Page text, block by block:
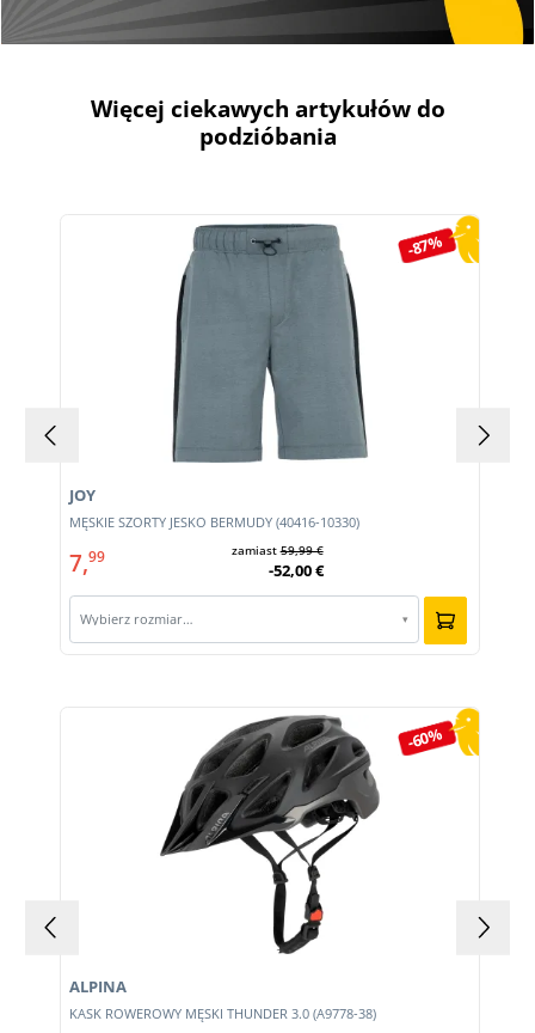
Więcej ciekawych artykułów do
podzióbania
Pomiń galerię produktów
-87%
MĘSKIE SZORTY JESKO BERMUDY (40416-10330)
JOY
7,99 zamiast59,99 €
-52,00 €
Wybierz rozmiar… ▾
-60%
KASK ROWEROWY MĘSKI THUNDER 3.0 (A9778-38)
ALPINA